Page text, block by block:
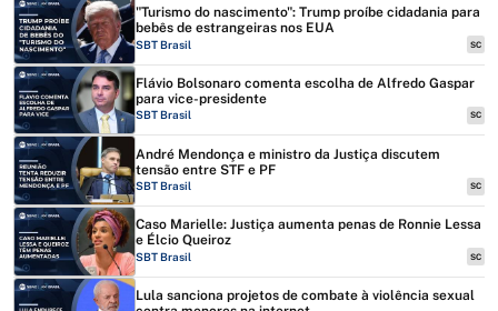
"Turismo do nascimento": Trump proíbe cidadania para
bebês de estrangeiras nos EUA
SBT Brasil SC
Flávio Bolsonaro comenta escolha de Alfredo Gaspar
para vice-presidente
SBT Brasil SC
André Mendonça e ministro da Justiça discutem
tensão entre STF e PF
SBT Brasil SC
Caso Marielle: Justiça aumenta penas de Ronnie Lessa
e Élcio Queiroz
SBT Brasil SC
Lula sanciona projetos de combate à violência sexual